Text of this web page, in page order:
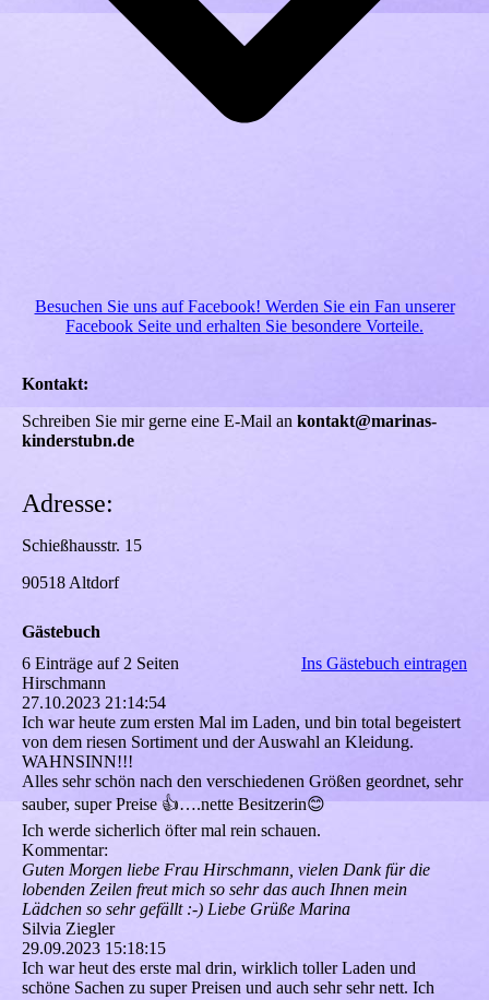
Besuchen Sie uns auf Facebook! Werden Sie ein Fan unserer
Facebook Seite und erhalten Sie besondere Vorteile.
Kontakt:
Schreiben Sie mir gerne eine E-Mail an kontakt@marinas-
kinderstubn.de
Adresse:
Schießhausstr. 15
90518 Altdorf
Gästebuch
6 Einträge auf 2 Seiten
Ins Gästebuch eintragen
Hirschmann
27.10.2023 21:14:54
Ich war heute zum ersten Mal im Laden, und bin total begeistert
von dem riesen Sortiment und der Auswahl an Kleidung.
WAHNSINN!!!
Alles sehr schön nach den verschiedenen Größen geordnet, sehr
sauber, super Preise 👍….nette Besitzerin😊
Ich werde sicherlich öfter mal rein schauen.
Kommentar:
Guten Morgen liebe Frau Hirschmann, vielen Dank für die
lobenden Zeilen freut mich so sehr das auch Ihnen mein
Lädchen so sehr gefällt :-) Liebe Grüße Marina
Silvia Ziegler
29.09.2023 15:18:15
Ich war heut des erste mal drin, wirklich toller Laden und
schöne Sachen zu super Preisen und auch sehr sehr nett. Ich